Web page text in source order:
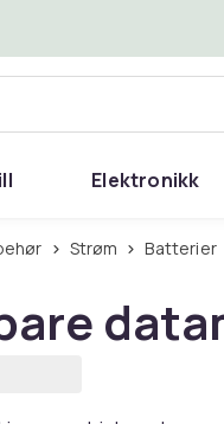
Elektronikk
Strøm Batterier